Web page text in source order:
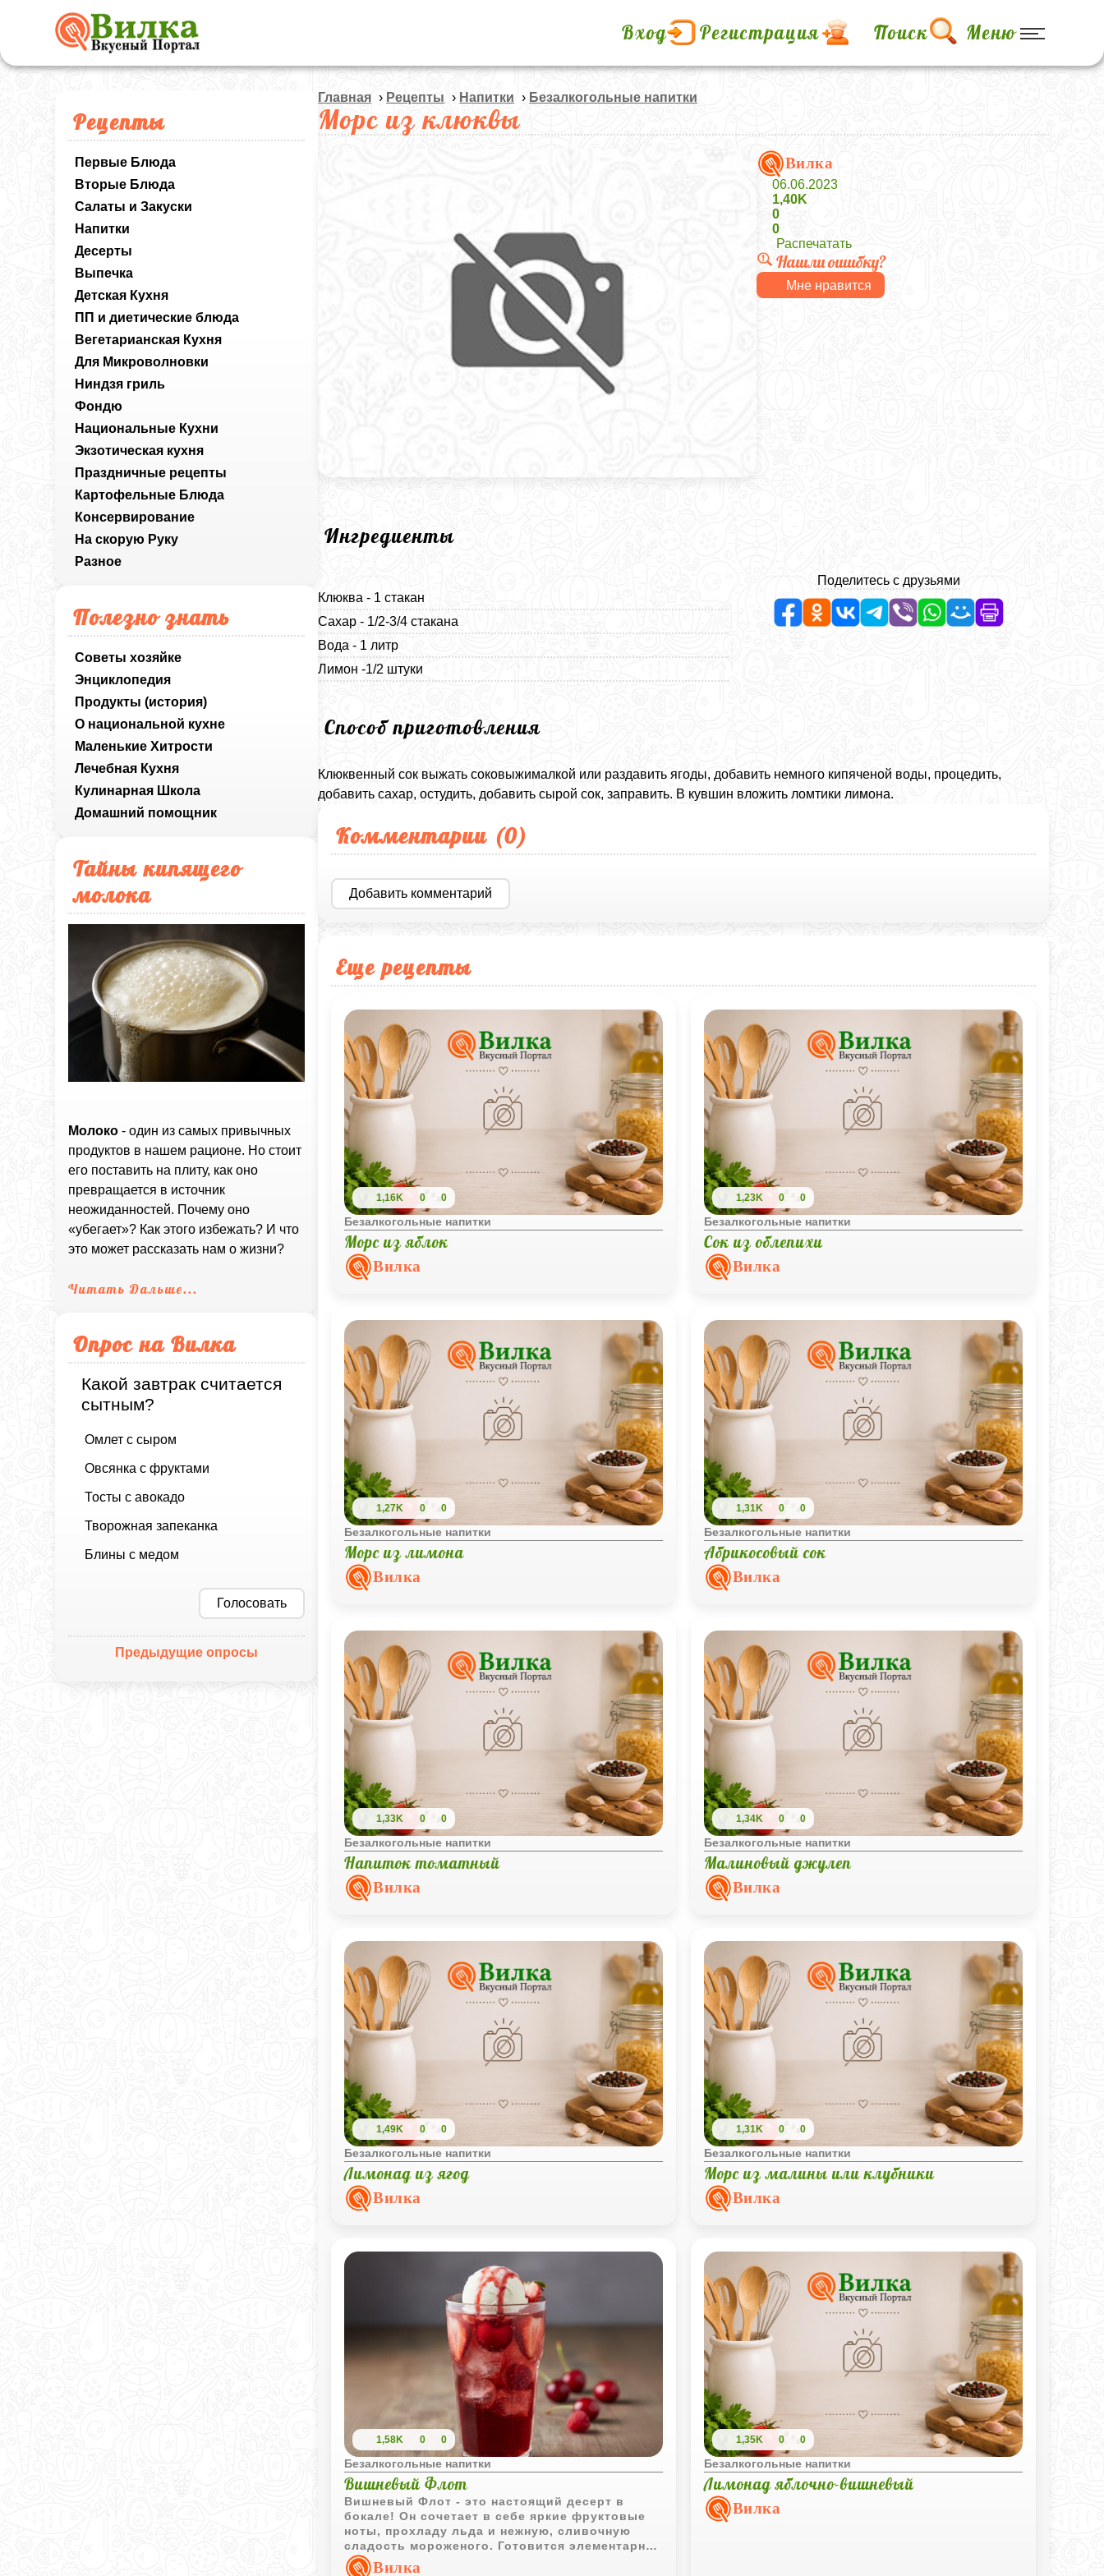
Вход Регистрация Поиск Меню
Рецепты
Первые Блюда
Вторые Блюда
Салаты и Закуски
Напитки
Десерты
Выпечка
Детская Кухня
ПП и диетические блюда
Вегетарианская Кухня
Для Микроволновки
Ниндзя гриль
Фондю
Национальные Кухни
Экзотическая кухня
Праздничные рецепты
Картофельные Блюда
Консервирование
На скорую Руку
Разное
Полезно знать
Советы хозяйке
Энциклопедия
Продукты (история)
О национальной кухне
Маленькие Хитрости
Лечебная Кухня
Кулинарная Школа
Домашний помощник
Тайны кипящего
молока
Молоко - один из самых привычных
продуктов в нашем рационе. Но стоит
его поставить на плиту, как оно
превращается в источник
неожиданностей. Почему оно
«убегает»? Как этого избежать? И что
это может рассказать нам о жизни?
Читать Дальше...
Опрос на Вилка
Какой завтрак считается
сытным?
Омлет с сыром
Овсянка с фруктами
Тосты с авокадо
Творожная запеканка
Блины с медом
Голосовать
Предыдущие опросы
Главная › Рецепты › Напитки › Безалкогольные напитки
Морс из клюквы
Вилка
06.06.2023
1,40K
0
0
Распечатать
Нашли ошибку?
Мне нравится
Ингредиенты
Клюква - 1 стакан
Сахар - 1/2-3/4 стакана
Вода - 1 литр
Лимон -1/2 штуки
Поделитесь с друзьями
Способ приготовления
Клюквенный сок выжать соковыжималкой или раздавить ягоды, добавить немного кипяченой воды, процедить,
добавить сахар, остудить, добавить сырой сок, заправить. В кувшин вложить ломтики лимона.
Комментарии (0)
Добавить комментарий
Еще рецепты
1,16K 0 0
Безалкогольные напитки
Морс из яблок
Вилка
1,23K 0 0
Безалкогольные напитки
Сок из облепихи
Вилка
1,27K 0 0
Безалкогольные напитки
Морс из лимона
Вилка
1,31K 0 0
Безалкогольные напитки
Абрикосовый сок
Вилка
1,33K 0 0
Безалкогольные напитки
Напиток томатный
Вилка
1,34K 0 0
Безалкогольные напитки
Малиновый джулеп
Вилка
1,49K 0 0
Безалкогольные напитки
Лимонад из ягод
Вилка
1,31K 0 0
Безалкогольные напитки
Морс из малины или клубники
Вилка
1,58K 0 0
Безалкогольные напитки
Вишневый Флот
Вишневый Флот - это настоящий десерт в
бокале! Он сочетает в себе яркие фруктовые
ноты, прохладу льда и нежную, сливочную
сладость мороженого. Готовится элементарно,
а выглядит просто потрясающе!
Вилка
1,35K 0 0
Безалкогольные напитки
Лимонад яблочно-вишневый
Вилка